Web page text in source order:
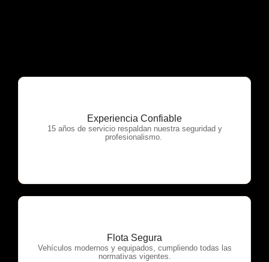
Experiencia Confiable
15 años de servicio respaldan nuestra seguridad y
profesionalismo.
OTP Servicios
Flota Segura
Vehículos modernos y equipados, cumpliendo todas las
normativas vigentes.
OTP Servicios